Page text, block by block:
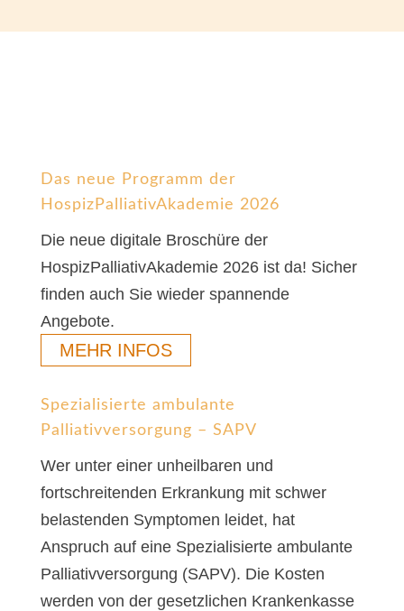
Das neue Programm der
HospizPalliativAkademie 2026
Die neue digitale Broschüre der
HospizPalliativAkademie 2026 ist da! Sicher
finden auch Sie wieder spannende
Angebote.
MEHR INFOS
Spezialisierte ambulante
Palliativversorgung – SAPV
Wer unter einer unheilbaren und
fortschreitenden Erkrankung mit schwer
belastenden Symptomen leidet, hat
Anspruch auf eine Spezialisierte ambulante
Palliativversorgung (SAPV). Die Kosten
werden von der gesetzlichen Krankenkasse